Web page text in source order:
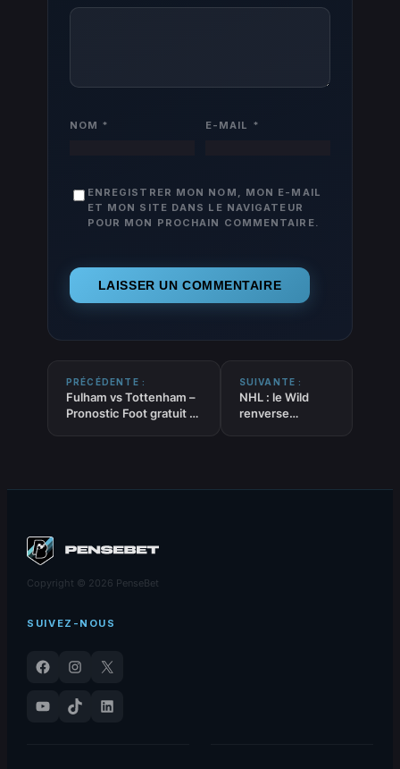
NOM * E-MAIL *
ENREGISTRER MON NOM, MON E-MAIL
ET MON SITE DANS LE NAVIGATEUR
POUR MON PROCHAIN COMMENTAIRE.
PRÉCÉDENTE :
Fulham vs Tottenham –
Pronostic Foot gratuit et
SUIVANTE :
NHL : le Wild
renverse
Copyright © 2026 PenseBet
SUIVEZ-NOUS
Facebook Instagram
X
YouTube
TikTok LinkedIn